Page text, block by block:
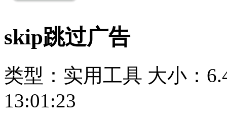
skip跳过广告
类型：实用工具 大小：
13:01:23